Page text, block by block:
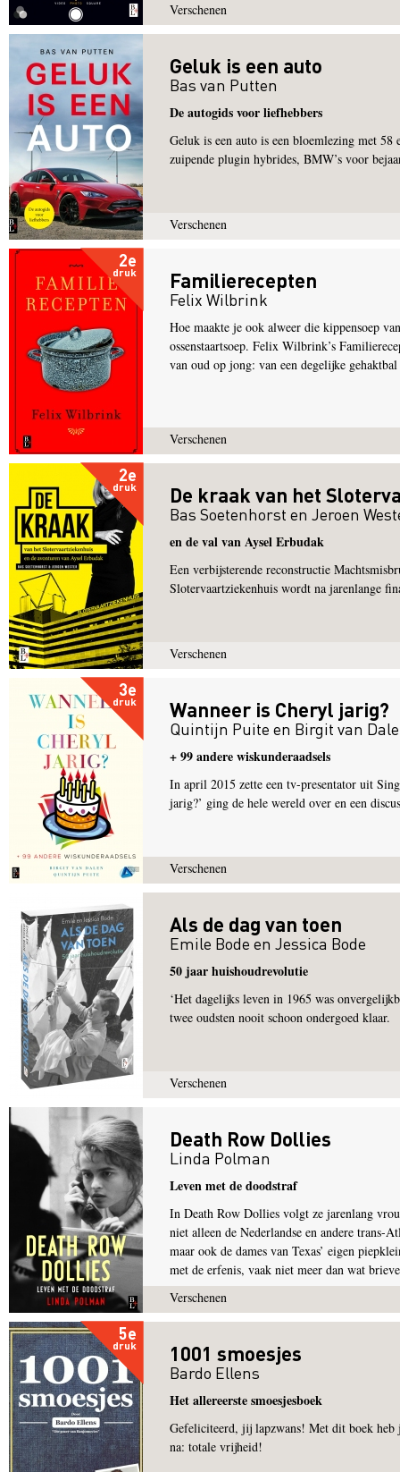
Verschenen
Geluk is een auto
Bas van Putten
De autogids voor liefhebbers
Geluk is een auto is een bloemlezing met
zuipende plugin hybrides, BMW’s voor
Verschenen
2e
druk Familierecepten
Felix Wilbrink
Hoe maakte je ook alweer die kippensoep
ossenstaartsoep. Felix Wilbrink’s
van oud op jong: van een degelijke
Verschenen
2e
druk De kraak van het
Bas Soetenhorst en Jeroen
en de val van Aysel Erbudak
Een verbijsterende reconstructie
Slotervaartziekenhuis wordt na jarenlange
Verschenen
3e
druk Wanneer is Cheryl jarig?
Quintijn Puite en Birgit van
+ 99 andere wiskunderaadsels
In april 2015 zette een tv-presentator uit
jarig?’ ging de hele wereld over en een
Verschenen
Als de dag van toen
Emile Bode en Jessica Bode
50 jaar huishoudrevolutie
‘Het dagelijks leven in 1965 was
twee oudsten nooit schoon ondergoed klaar.
Verschenen
Death Row Dollies
Linda Polman
Leven met de doodstraf
In Death Row Dollies volgt ze jarenlang
niet alleen de Nederlandse en andere trans-
maar ook de dames van Texas’ eigen
met de erfenis, vaak niet meer dan wat
Verschenen
5e
druk 1001 smoesjes
Bardo Ellens
Het allereerste smoesjesboek
Gefeliciteerd, jij lapzwans! Met dit boek heb
na: totale vrijheid!